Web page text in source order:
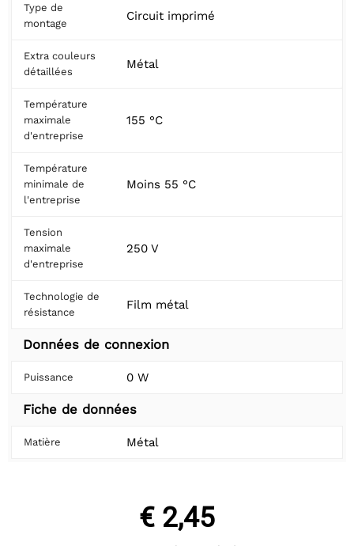
Type de
montage
Circuit imprimé
Extra couleurs
détaillées
Métal
Température
maximale
d'entreprise
155 °C
Température
minimale de
l'entreprise
Moins 55 °C
Tension
maximale
d'entreprise
250 V
Technologie de
résistance
Film métal
Données de connexion
Puissance 0 W
Fiche de données
Matière Métal
€ 2,45